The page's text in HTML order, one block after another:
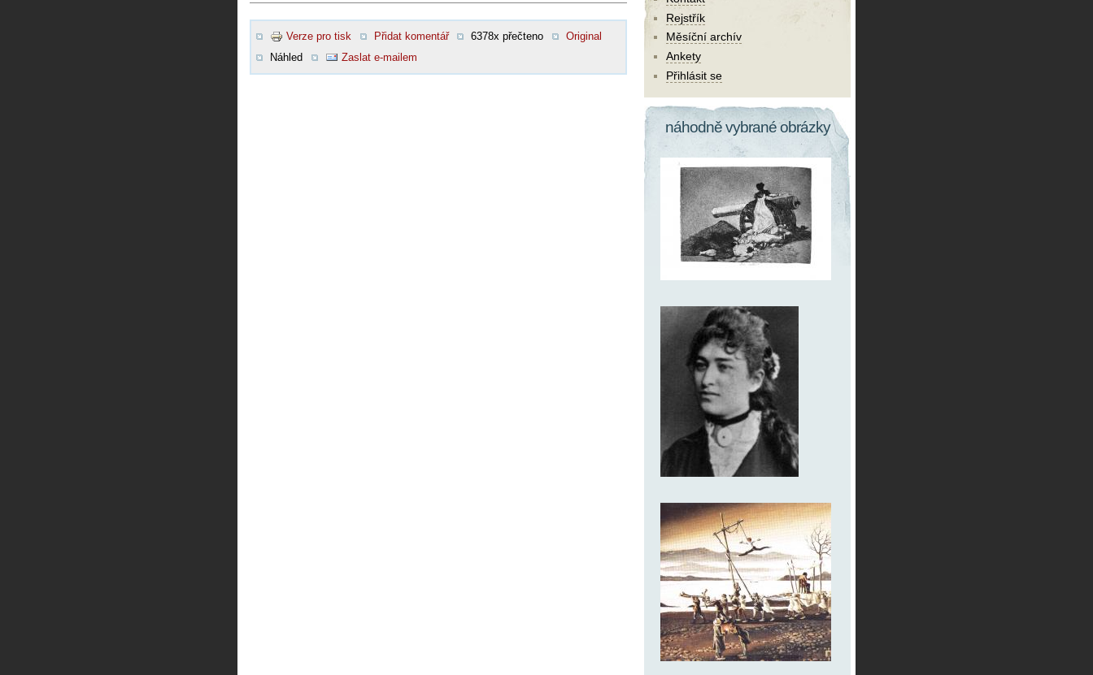
Verze pro tisk Přidat komentář 6378x přečteno
Original
Náhled
Zaslat e-mailem
Rejstřík
Měsíční archív
Ankety
Přihlásit se
náhodně vybrané obrázky